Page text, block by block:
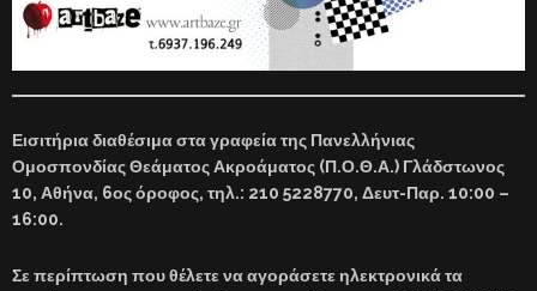
Εισιτήρια διαθέσιμα στα γραφεία της Πανελλήνιας
Ομοσπονδίας Θεάματος Ακροάματος (Π.Ο.Θ.Α.) Γλάδστωνος
10, Αθήνα, 6ος όροφος, τηλ.: 210 5228770, Δευτ-Παρ. 10:00 –
16:00.
Σε περίπτωση που θέλετε να αγοράσετε ηλεκτρονικά τα